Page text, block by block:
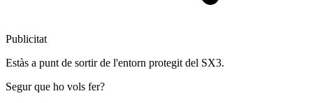
Publicitat
Estàs a punt de sortir de l'entorn protegit del SX3.
Segur que ho vols fer?